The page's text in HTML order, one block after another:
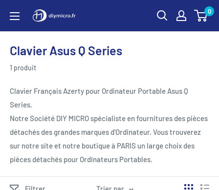
contenu
0
Clavier Asus Q Series
1 produit
Clavier Français Azerty pour Ordinateur Portable Asus Q
Series.
Notre Société DIY MICRO spécialiste en fournitures des pièces
détachés des grandes marques d'Ordinateur. Vous trouverez
sur notre site et notre boutique à PARIS un large choix des
pièces détachés pour Ordinateurs Portables.